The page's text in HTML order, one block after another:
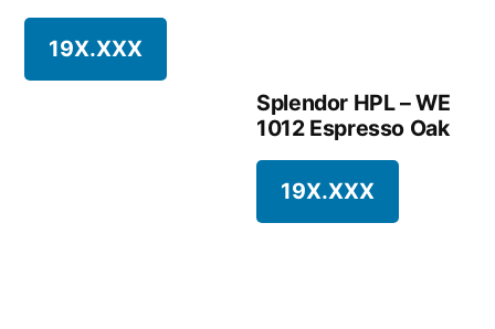
19X.XXX
Splendor HPL – WE
1012 Espresso Oak
19X.XXX